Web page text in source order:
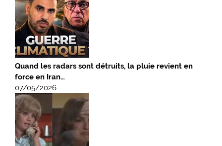
Quand les radars sont détruits, la pluie revient en
force en Iran…
07/05/2026